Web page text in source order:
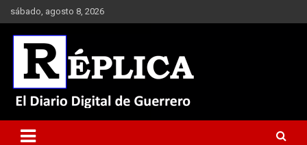
Saltar
al
contenido
sábado, agosto 8, 2026
Réplica